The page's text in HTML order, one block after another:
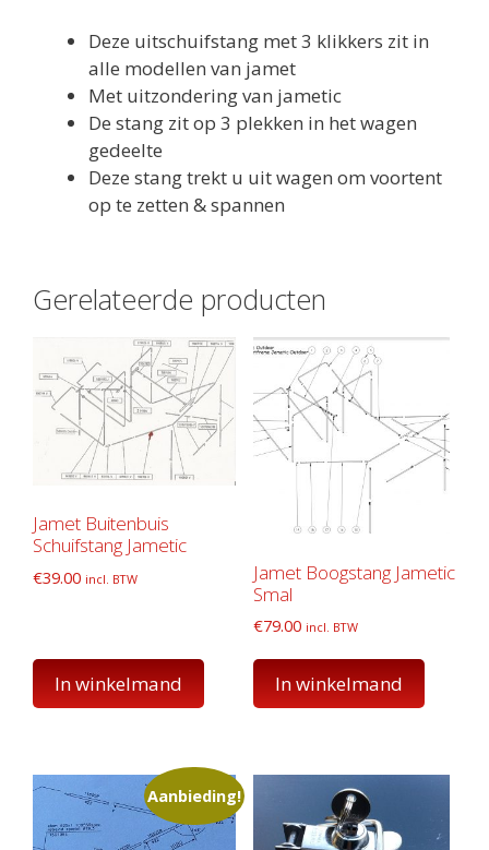
Deze uitschuifstang met 3 klikkers zit in
alle modellen van jamet
Met uitzondering van jametic
De stang zit op 3 plekken in het wagen
gedeelte
Deze stang trekt u uit wagen om voortent
op te zetten & spannen
Gerelateerde producten
Jamet Buitenbuis
Schuifstang Jametic
€39.00 incl. BTW
In winkelmand
Jamet Boogstang Jametic
Smal
€79.00 incl. BTW
In winkelmand
Aanbieding!